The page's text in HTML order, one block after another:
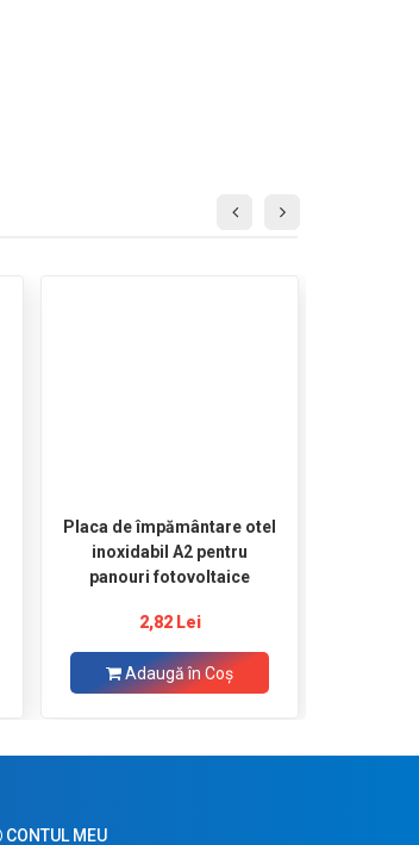
Placa de împământare otel
inoxidabil A2 pentru
panouri fotovoltaice
2,82 Lei
Adaugă în Coş
CONTUL MEU